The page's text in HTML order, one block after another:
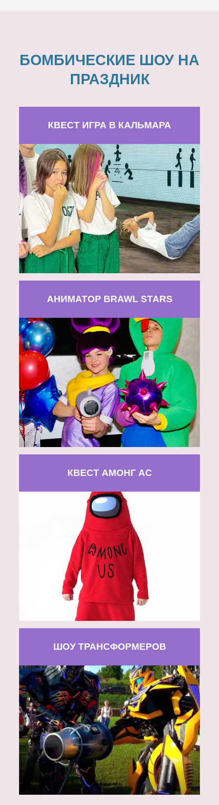
БОМБИЧЕСКИЕ ШОУ НА
ПРАЗДНИК
КВЕСТ ИГРА В КАЛЬМАРА
АНИМАТОР BRAWL STARS
КВЕСТ АМОНГ АС
ШОУ ТРАНСФОРМЕРОВ